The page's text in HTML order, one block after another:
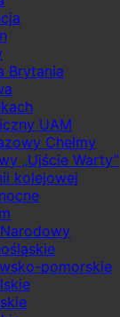
Brytania
UAM
Chełmy
„Ujście Warty”
kolejowej
pomorskie